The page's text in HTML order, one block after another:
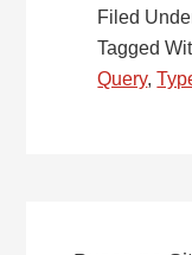
Filed
Tagged
Query,